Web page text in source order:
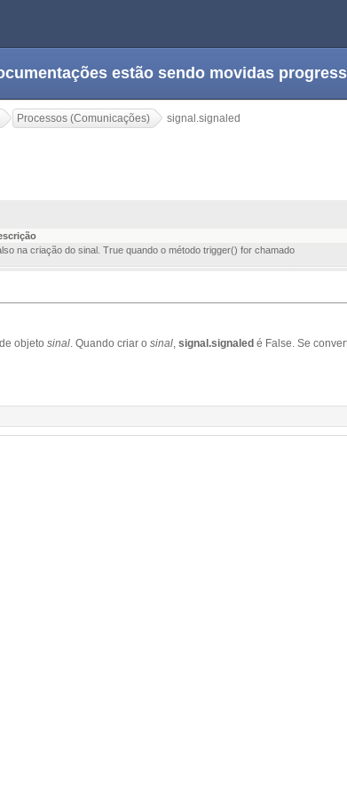
estão sendo movidas
Processos (Comunicações) signal.signaled
na criação do sinal. True quando o método trigger() for chamado
objeto sinal. Quando criar o sinal, signal.signaled é False. Se